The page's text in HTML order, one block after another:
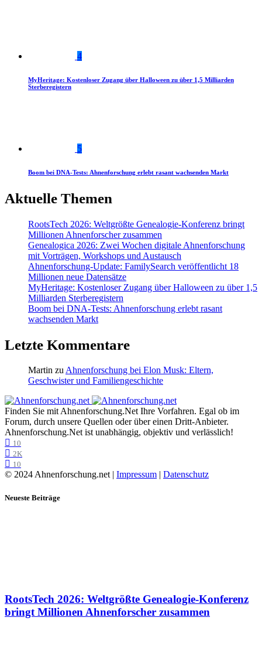
4
MyHeritage: Kostenloser Zugang über Halloween zu über 1,5 Milliarden
Sterberegistern
5
Boom bei DNA-Tests: Ahnenforschung erlebt rasant wachsenden Markt
Aktuelle Themen
RootsTech 2026: Weltgrößte Genealogie-Konferenz bringt
Millionen Ahnenforscher zusammen
Genealogica 2026: Zwei Wochen digitale Ahnenforschung
mit Vorträgen, Workshops und Austausch
Ahnenforschung-Update: FamilySearch veröffentlicht 18
Millionen neue Datensätze
MyHeritage: Kostenloser Zugang über Halloween zu über 1,5
Milliarden Sterberegistern
Boom bei DNA-Tests: Ahnenforschung erlebt rasant
wachsenden Markt
Letzte Kommentare
Martin zu Ahnenforschung bei Elon Musk: Eltern,
Geschwister und Familiengeschichte
Finden Sie mit Ahnenforschung.Net Ihre Vorfahren. Egal ob im
Forum, durch unsere Quellen oder über einen Dritt-Anbieter.
Ahnenforschung.Net ist unabhängig, objektiv und verlässlich!
10
2K
10
© 2024 Ahnenforschung.net | Impressum | Datenschutz
Neueste Beiträge
RootsTech 2026: Weltgrößte Genealogie-Konferenz
bringt Millionen Ahnenforscher zusammen